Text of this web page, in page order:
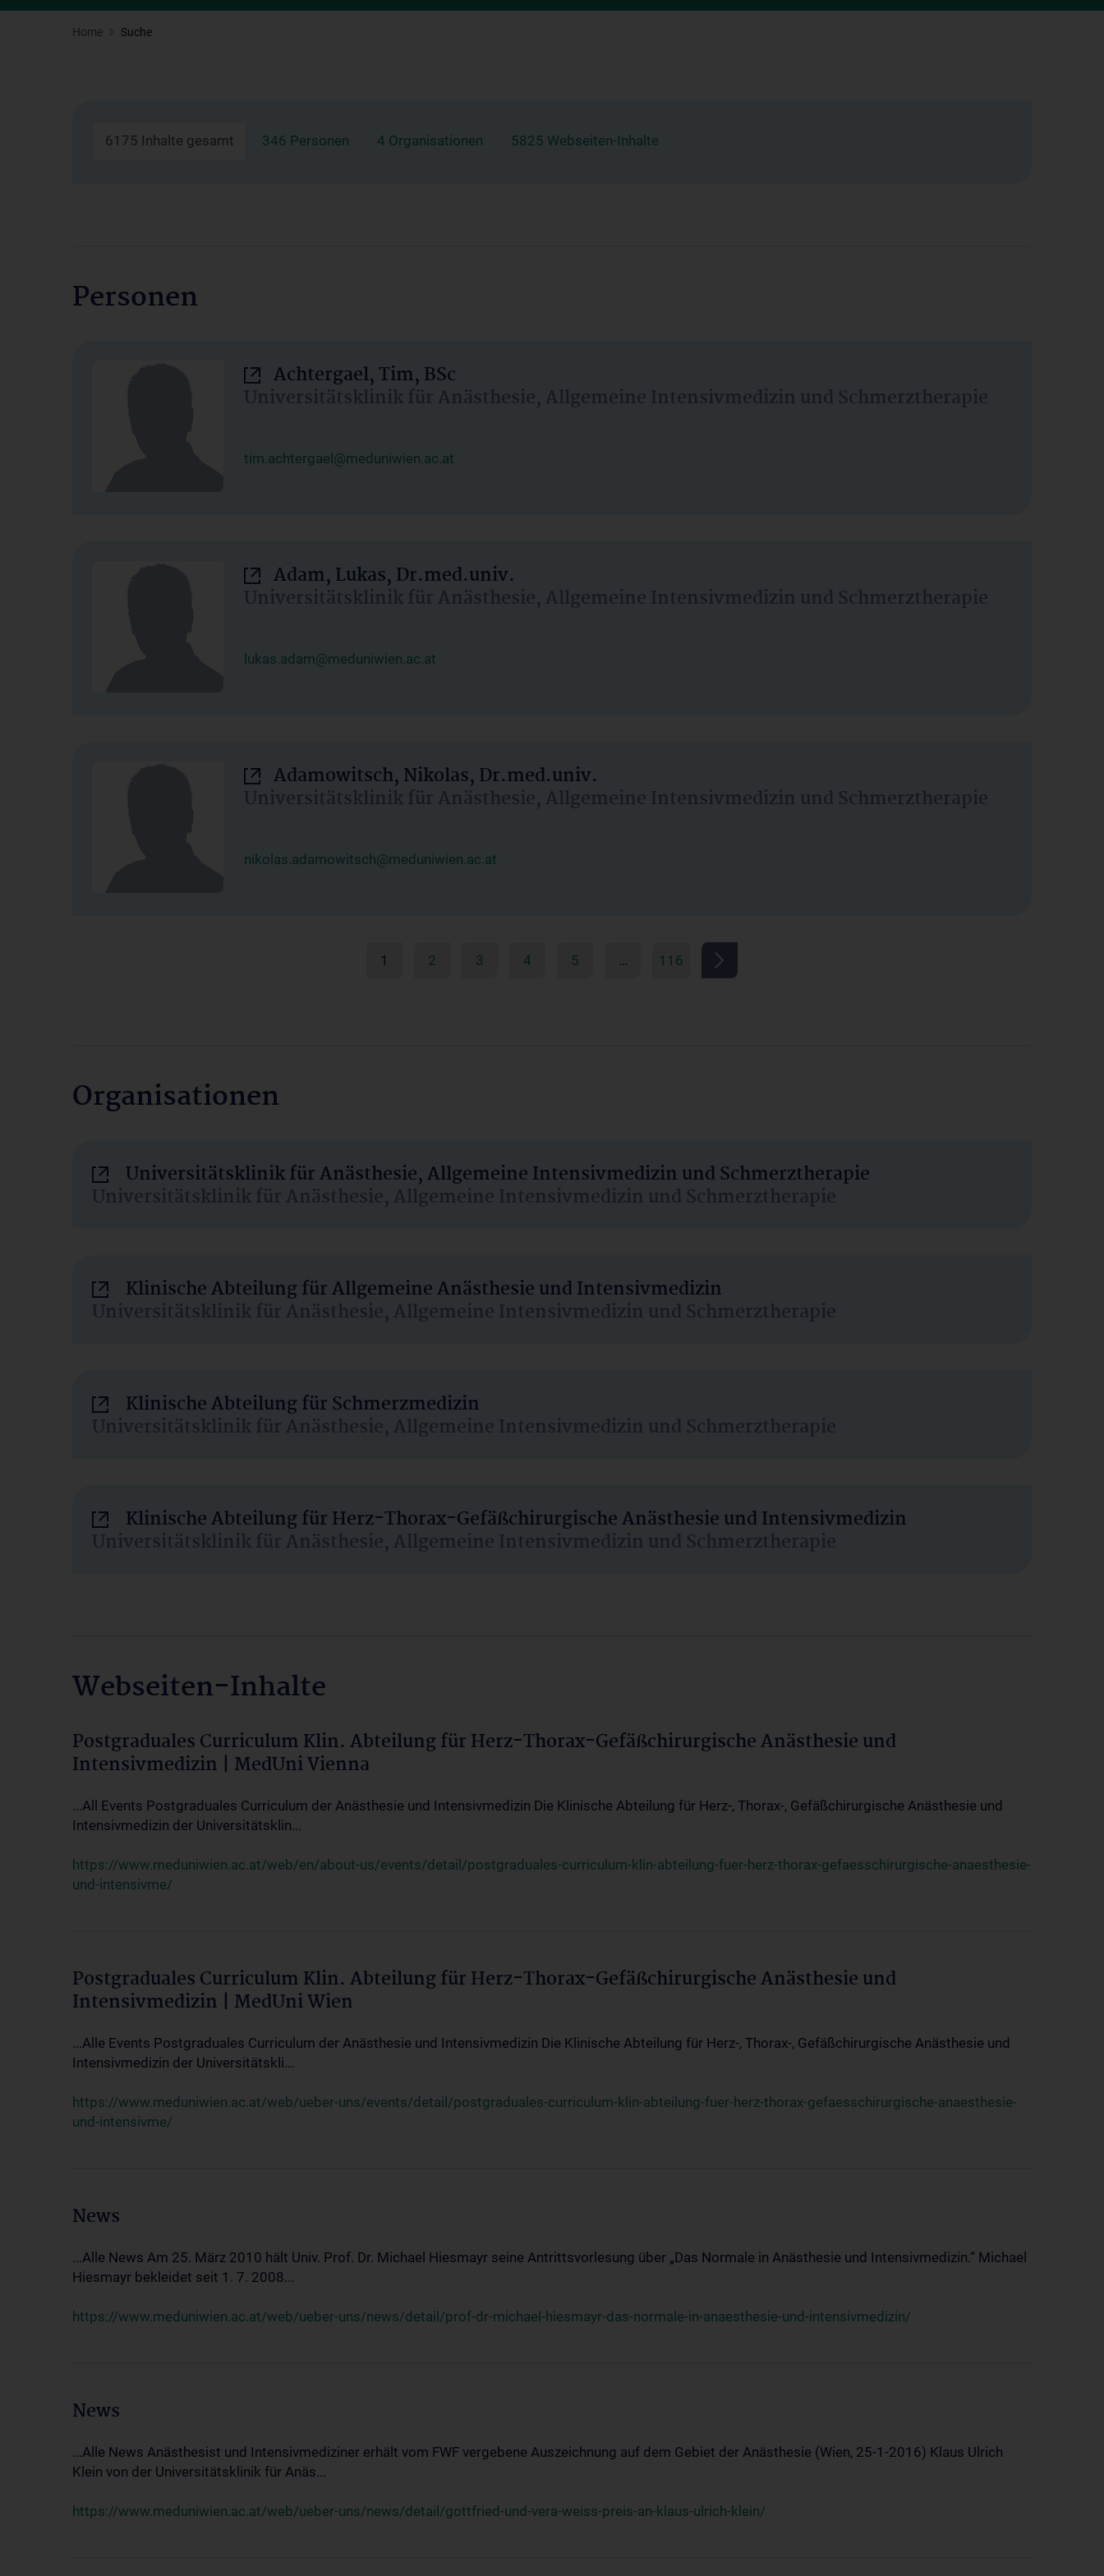
Home Suche
6175 Inhalte gesamt 346 Personen 4 Organisationen 5825 Webseiten-Inhalte
Personen
Achtergael, Tim, BSc
Universitätsklinik für Anästhesie, Allgemeine Intensivmedizin und Schmerztherapie
tim.achtergael@meduniwien.ac.at
Adam, Lukas, Dr.med.univ.
Universitätsklinik für Anästhesie, Allgemeine Intensivmedizin und Schmerztherapie
lukas.adam@meduniwien.ac.at
Adamowitsch, Nikolas, Dr.med.univ.
Universitätsklinik für Anästhesie, Allgemeine Intensivmedizin und Schmerztherapie
nikolas.adamowitsch@meduniwien.ac.at
1 2 3 4 5 … 116
Organisationen
Universitätsklinik für Anästhesie, Allgemeine Intensivmedizin und Schmerztherapie
Universitätsklinik für Anästhesie, Allgemeine Intensivmedizin und Schmerztherapie
Klinische Abteilung für Allgemeine Anästhesie und Intensivmedizin
Universitätsklinik für Anästhesie, Allgemeine Intensivmedizin und Schmerztherapie
Klinische Abteilung für Schmerzmedizin
Universitätsklinik für Anästhesie, Allgemeine Intensivmedizin und Schmerztherapie
Klinische Abteilung für Herz-Thorax-Gefäßchirurgische Anästhesie und Intensivmedizin
Universitätsklinik für Anästhesie, Allgemeine Intensivmedizin und Schmerztherapie
Webseiten-Inhalte
Postgraduales Curriculum Klin. Abteilung für Herz-Thorax-Gefäßchirurgische Anästhesie und
Intensivmedizin | MedUni Vienna
...All Events Postgraduales Curriculum der Anästhesie und Intensivmedizin Die Klinische Abteilung für Herz-, Thorax-, Gefäßchirurgische Anästhesie und
Intensivmedizin der Universitätsklin...
https://www.meduniwien.ac.at/web/en/about-us/events/detail/postgraduales-curriculum-klin-abteilung-fuer-herz-thorax-gefaesschirurgische-anaesthesie-
und-intensivme/
Postgraduales Curriculum Klin. Abteilung für Herz-Thorax-Gefäßchirurgische Anästhesie und
Intensivmedizin | MedUni Wien
...Alle Events Postgraduales Curriculum der Anästhesie und Intensivmedizin Die Klinische Abteilung für Herz-, Thorax-, Gefäßchirurgische Anästhesie und
Intensivmedizin der Universitätskli...
https://www.meduniwien.ac.at/web/ueber-uns/events/detail/postgraduales-curriculum-klin-abteilung-fuer-herz-thorax-gefaesschirurgische-anaesthesie-
und-intensivme/
News
...Alle News Am 25. März 2010 hält Univ. Prof. Dr. Michael Hiesmayr seine Antrittsvorlesung über „Das Normale in Anästhesie und Intensivmedizin.“ Michael
Hiesmayr bekleidet seit 1. 7. 2008...
https://www.meduniwien.ac.at/web/ueber-uns/news/detail/prof-dr-michael-hiesmayr-das-normale-in-anaesthesie-und-intensivmedizin/
News
...Alle News Anästhesist und Intensivmediziner erhält vom FWF vergebene Auszeichnung auf dem Gebiet der Anästhesie (Wien, 25-1-2016) Klaus Ulrich
Klein von der Universitätsklinik für Anäs...
https://www.meduniwien.ac.at/web/ueber-uns/news/detail/gottfried-und-vera-weiss-preis-an-klaus-ulrich-klein/